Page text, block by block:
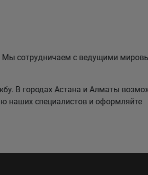
Мы сотрудничаем с ведущими
В городах Астана и Алматы
наших специалистов и оформляйте